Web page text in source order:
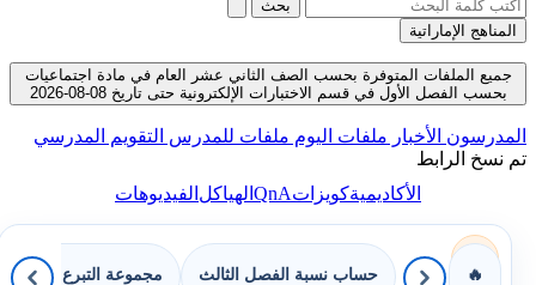
بحث
المناهج الإماراتية
جميع الملفات المتوفرة بحسب الصف الثاني عشر العام في مادة اجتماعيات
بحسب الفصل الأول في قسم الاختبارات الإلكترونية حتى تاريخ 08-08-2026
المدرسون الأخبار ملفات اليوم ملفات للمدرس التقويم المدرسي
تم نسخ الرابط
الأكاديميةكويزاتQnAالهياكلالفيديوهات
🔥 حساب نسبة الفصل الثالث مجموعة التبرع بالكتب